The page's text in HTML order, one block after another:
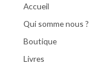
Accueil
Qui somme nous ?
Boutique
Livres